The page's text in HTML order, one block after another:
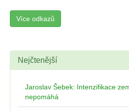
Více odkazů
Nejčtenější
Jaroslav Šebek: Intenzifikace
nepomáhá